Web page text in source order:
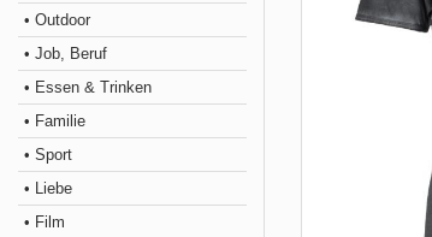
• Outdoor
• Job, Beruf
• Essen & Trinken
• Familie
• Sport
• Liebe
• Film